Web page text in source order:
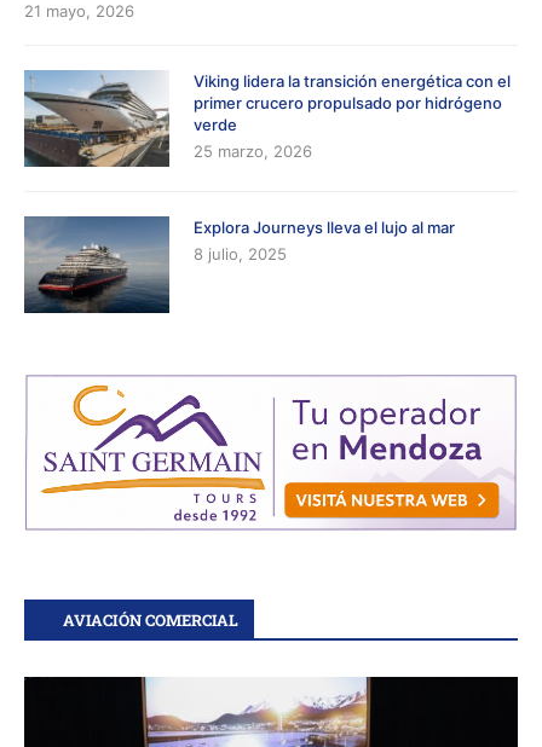
21 mayo, 2026
Viking lidera la transición energética con el
primer crucero propulsado por hidrógeno
verde
25 marzo, 2026
Explora Journeys lleva el lujo al mar
8 julio, 2025
AVIACIÓN COMERCIAL